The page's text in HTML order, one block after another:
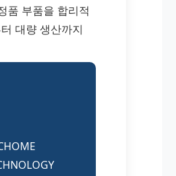
품 부품을 합리적
대량 생산까지